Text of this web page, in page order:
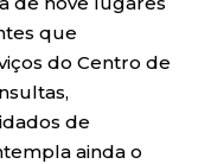
que
do Centro de
de
ainda o